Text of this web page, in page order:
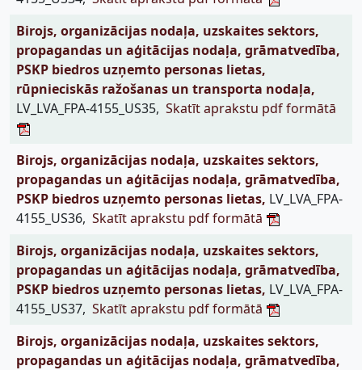
Birojs, organizācijas nodaļa, uzskaites sektors,
propagandas un aģitācijas nodaļa, grāmatvedība,
PSKP biedros uzņemto personas lietas,
rūpnieciskās ražošanas un transporta nodaļa,
LV_LVA_FPA-4155_US35, Skatīt aprakstu pdf formātā
Birojs, organizācijas nodaļa, uzskaites sektors,
propagandas un aģitācijas nodaļa, grāmatvedība,
PSKP biedros uzņemto personas lietas, LV_LVA_FPA-
4155_US36, Skatīt aprakstu pdf formātā
Birojs, organizācijas nodaļa, uzskaites sektors,
propagandas un aģitācijas nodaļa, grāmatvedība,
PSKP biedros uzņemto personas lietas, LV_LVA_FPA-
4155_US37, Skatīt aprakstu pdf formātā
Birojs, organizācijas nodaļa, uzskaites sektors,
propagandas un aģitācijas nodaļa, grāmatvedība,